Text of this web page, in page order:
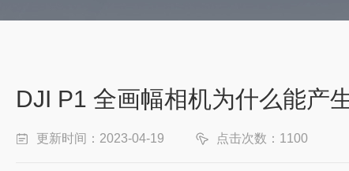
DJI P1 全画幅相机为什么能产
更新时间：2023-04-19 点击次数：1100